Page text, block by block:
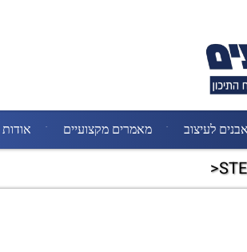
אבנים לעיצוב מאמרים מקצועיים אודות